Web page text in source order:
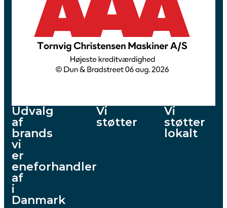
Udvalg
af
brands
vi
er
eneforhandler
af
i
Danmark
Vi
støtter
Vi
støtter
lokalt